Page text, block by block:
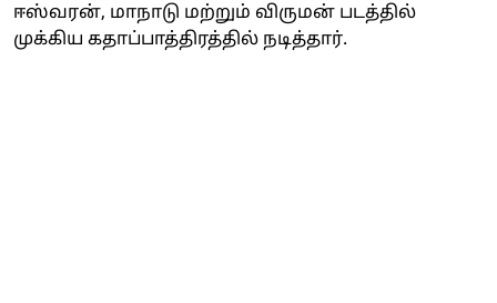
ஈஸ்வரன், மாநாடு மற்றும் விருமன் படத்தில்
முக்கிய கதாப்பாத்திரத்தில் நடித்தார்.